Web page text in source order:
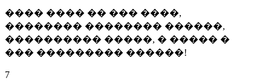
���� ���� �� ��� ����,
�������� �������� ������,
���������� �����, � ����� �
��� ��������� ������!
7